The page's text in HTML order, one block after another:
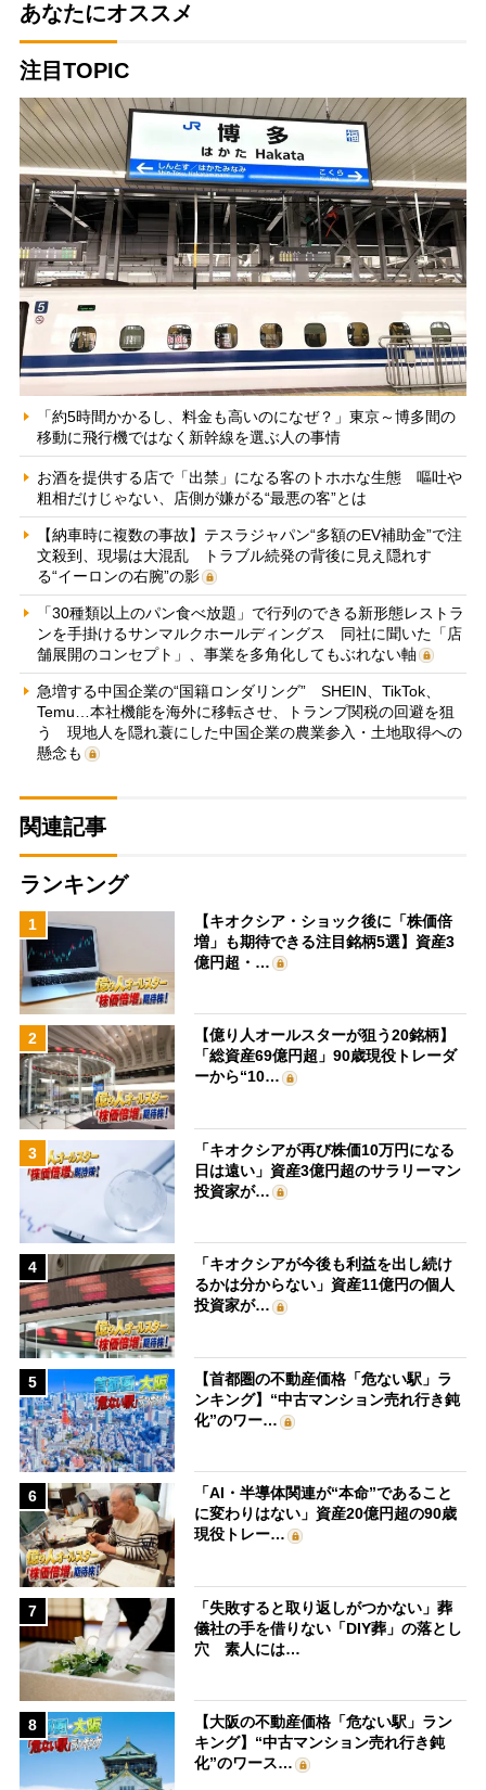
あなたにオススメ
注目TOPIC
「約5時間かかるし、料金も高いのになぜ？」東京～博多間の
移動に飛行機ではなく新幹線を選ぶ人の事情
お酒を提供する店で「出禁」になる客のトホホな生態 嘔吐や
粗相だけじゃない、店側が嫌がる“最悪の客”とは
【納車時に複数の事故】テスラジャパン“多額のEV補助金”で注
文殺到、現場は大混乱 トラブル続発の背後に見え隠れす
る“イーロンの右腕”の影
「30種類以上のパン食べ放題」で行列のできる新形態レストラ
ンを手掛けるサンマルクホールディングス 同社に聞いた「店
舗展開のコンセプト」、事業を多角化してもぶれない軸
急増する中国企業の“国籍ロンダリング” SHEIN、TikTok、
Temu…本社機能を海外に移転させ、トランプ関税の回避を狙
う 現地人を隠れ蓑にした中国企業の農業参入・土地取得への
懸念も
関連記事
ランキング
1
【キオクシア・ショック後に「株価倍
増」も期待できる注目銘柄5選】資産3
億円超・…
2
【億り人オールスターが狙う20銘柄】
「総資産69億円超」90歳現役トレーダ
ーから“10…
3
「キオクシアが再び株価10万円になる
日は遠い」資産3億円超のサラリーマン
投資家が…
4
「キオクシアが今後も利益を出し続け
るかは分からない」資産11億円の個人
投資家が…
5
【首都圏の不動産価格「危ない駅」ラ
ンキング】“中古マンション売れ行き鈍
化”のワー…
6
「AI・半導体関連が“本命”であること
に変わりはない」資産20億円超の90歳
現役トレー…
7
「失敗すると取り返しがつかない」葬
儀社の手を借りない「DIY葬」の落とし
穴 素人には…
8
【大阪の不動産価格「危ない駅」ラン
キング】“中古マンション売れ行き鈍
化”のワース…